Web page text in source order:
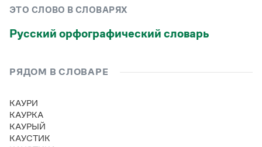
Словари русского языка как государственного
для школьников
Письмовник
Справочник по пунктуации
Словарь-справочник трудностей
Словарь русских имён
Словарь методических терминов
(1956)
ЭТО СЛОВО В СЛОВАРЯХ
Русский орфографический словарь
РЯДОМ В СЛОВАРЕ
КАУРИ
КАУРКА
КАУРЫЙ
КАУСТИК